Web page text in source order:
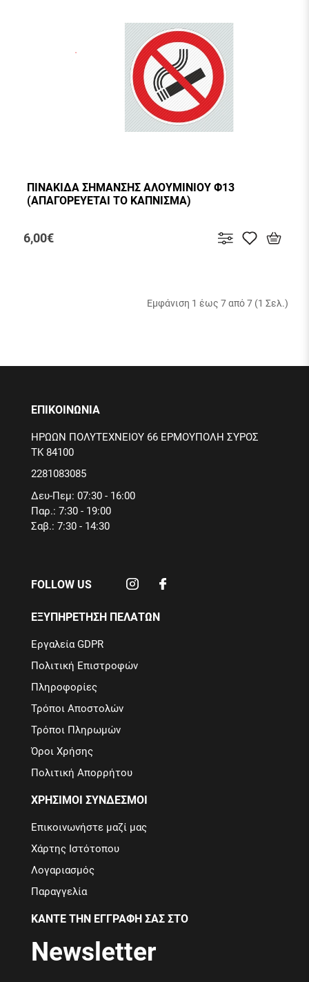
ΠΙΝΑΚΙΔΑ ΣΗΜΑΝΣΗΣ ΑΛΟΥΜΙΝΙΟΥ Φ13
(ΑΠΑΓΟΡΕΥΕΤΑΙ ΤΟ ΚΑΠΝΙΣΜΑ)
6,00€
Εμφάνιση 1 έως 7 από 7 (1 Σελ.)
ΕΠΙΚΟΙΝΩΝΙΑ
ΗΡΩΩΝ ΠΟΛΥΤΕΧΝΕΙΟΥ 66 ΕΡΜΟΥΠΟΛΗ ΣΥΡΟΣ
ΤΚ 84100
2281083085
Δευ-Πεμ: 07:30 - 16:00
Παρ.: 7:30 - 19:00
Σαβ.: 7:30 - 14:30
FOLLOW US
ΕΞΥΠΗΡΕΤΗΣΗ ΠΕΛΑΤΩΝ
Εργαλεία GDPR
Πολιτική Επιστροφών
Πληροφορίες
Τρόποι Αποστολών
Τρόποι Πληρωμών
Όροι Χρήσης
Πολιτική Απορρήτου
ΧΡΗΣΙΜΟΙ ΣΥΝΔΕΣΜΟΙ
Επικοινωνήστε μαζί μας
Χάρτης Ιστότοπου
Λογαριασμός
Παραγγελία
ΚΑΝΤΕ ΤΗΝ ΕΓΓΡΑΦΗ ΣΑΣ ΣΤΟ
Newsletter